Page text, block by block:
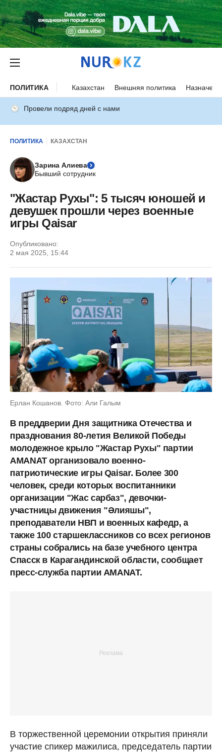
ПОЛИТИКА Казахстан Внешняя политика
Провели подряд дней с нами
ПОЛИТИКА КАЗАХСТАН
Зарина Алиева
Бывший сотрудник
"Жастар Рухы": 5 тысяч юношей и
девушек прошли через военные
игры Qaisar
Опубликовано:
2 мая 2025, 15:44
Ерлан Кошанов. Фото: Али Галым
В преддверии Дня защитника Отечества и
празднования 80-летия Великой Победы
молодежное крыло "Жастар Рухы" партии
AMANAT организовало военно-
патриотические игры Qaisar. Более 300
человек, среди которых воспитанники
организации "Жас сарбаз", девочки-
участницы движения "Әлияшы",
преподаватели НВП и военных кафедр, а
также 100 старшеклассников со всех регионов
страны собрались на базе учебного центра
Спасск в Карагандинской области, сообщает
пресс-служба партии AMANAT.
В торжественной церемонии открытия приняли
участие спикер мажилиса, председатель партии